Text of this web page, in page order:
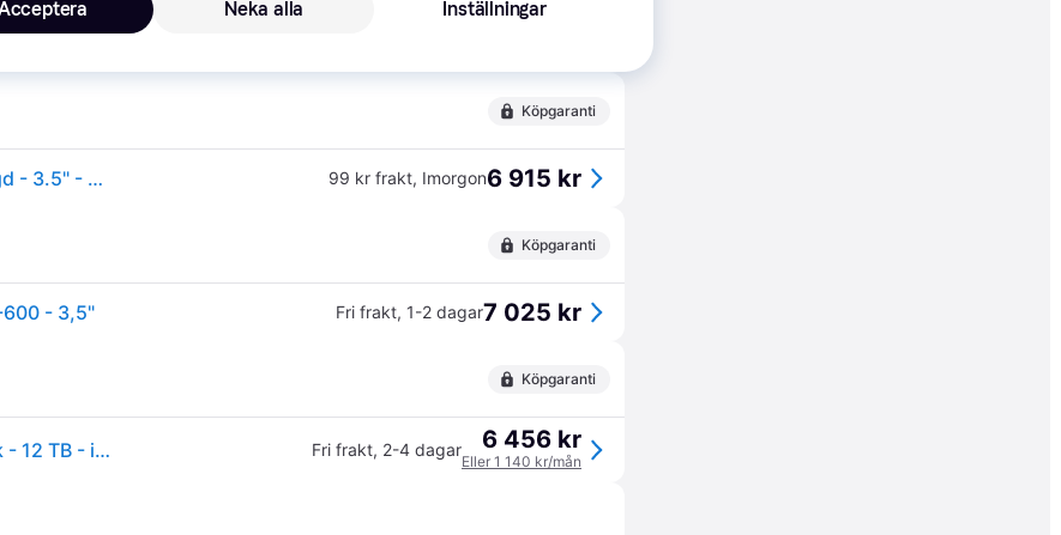
WD Red Plus Harddisk WD120EFGX 12TB 3.5" Serial ATA-600 7200rpm --> I lager, forväntat leveransdatum hos dig 08-08-2026
Köpgaranti
WD Red Plus WD120EFGX - Hårddisk - 12 TB - inbyggd - 3.5" - SATA 6Gb/s - 7200 rpm - buffert: 512 MB 99 kr frakt, Imorgon6 915 kr
Köpgaranti
600 - 3,5" Fri frakt, 1-2 dagar7 025 kr
Köpgaranti
(ComputerSalg) WD Red Plus WD120EFGX - Hårddisk - 12 TB - inbyggd - 3.5 - SATA 6Gb/s - 7200 rpm - buffert: 512 MB Fri frakt, 2-4 dagar 6 456 kr
Eller 1 140 kr/mån
Neka alla Inställningar